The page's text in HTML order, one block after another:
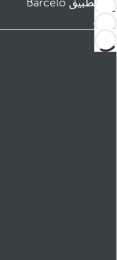
تطبيق Barceló
تنزيل